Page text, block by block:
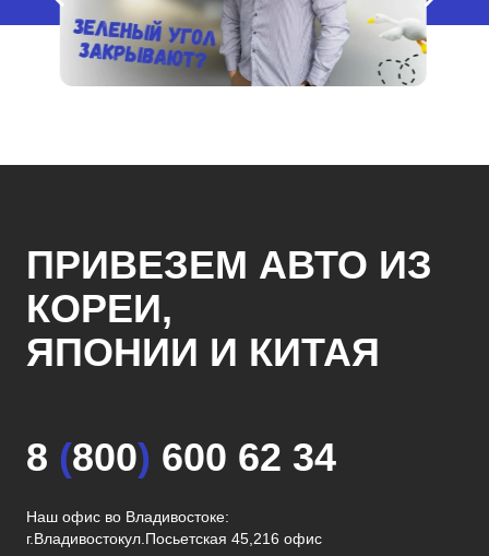
ПРИВЕЗЕМ АВТО ИЗ
КОРЕИ,
ЯПОНИИ И КИТАЯ
8 (800) 600 62 34
Наш офис во Владивостоке:
г.Владивостокул.Посьетская 45,216 офис